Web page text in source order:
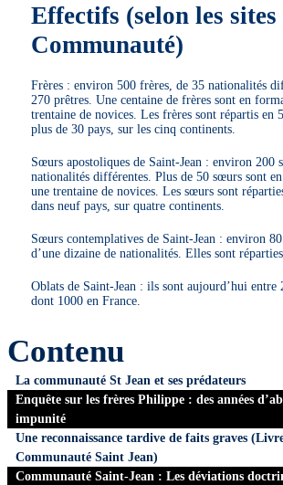
Effectifs (selon les sites
Communauté)
Frères : environ 500 frères, de 35 nationalités
270 prêtres. Une centaine de frères sont en
trentaine de novices. Les frères sont répartis en
plus de 30 pays, sur les cinq continents.
Sœurs apostoliques de Saint-Jean : environ 200
nationalités différentes. Plus de 50 sœurs sont
une trentaine de novices. Les sœurs sont
dans neuf pays, sur quatre continents.
Sœurs contemplatives de Saint-Jean : environ
d’une dizaine de nationalités. Elles sont
Oblats de Saint-Jean : ils sont aujourd’hui entre
dont 1000 en France.
Contenu
La communauté St Jean et ses prédateurs
Enquête sur les frères Philippe : des années
impunité
Une reconnaissance tardive de faits graves
Communauté Saint Jean)
Communauté Saint-Jean : Les déviations